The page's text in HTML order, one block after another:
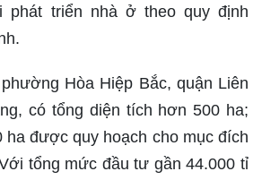
phát triển nhà ở theo quy định
Hòa Hiệp Bắc, quận Liên
có tổng diện tích hơn 500 ha;
ha được quy hoạch cho mục đích
tổng mức đầu tư gần 44.000 tỉ